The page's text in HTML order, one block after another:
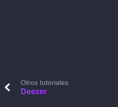
Otros tutoriales
Deezer